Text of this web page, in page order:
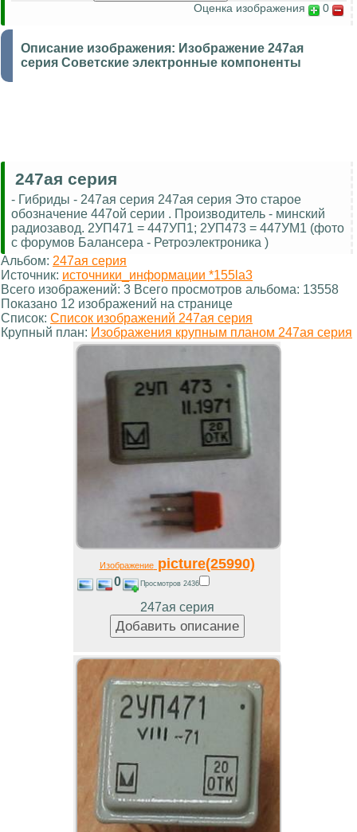
Оценка изображения 0
Описание изображения: Изображение 247ая
серия Советские электронные компоненты
247ая серия
- Гибриды - 247ая серия 247ая серия Это старое
обозначение 447ой серии . Производитель - минский
радиозавод. 2УП471 = 447УП1; 2УП473 = 447УМ1 (фото
с форумов Балансера - Ретроэлектроника )
Альбом: 247ая серия
Источник: источники_информации *155la3
Всего изображений: 3 Всего просмотров альбома: 13558
Показано 12 изображений на странице
Список: Список изображений 247ая серия
Крупный план: Изображения крупным планом 247ая серия
Изображениеpicture(25990)
0 Просмотров 2436
247ая серия